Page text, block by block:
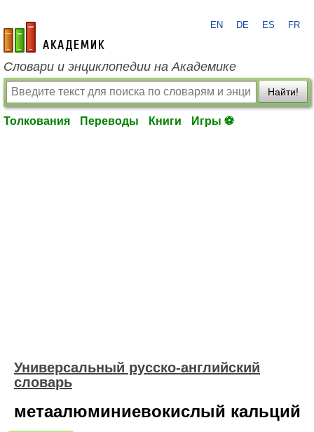
academic.ru
EN DE ES FR
Словари и энциклопедии на Академике
Найти!
Толкования Переводы Книги Игры ⚽
Универсальный русско-английский
словарь
метаалюминиевокислый кальций